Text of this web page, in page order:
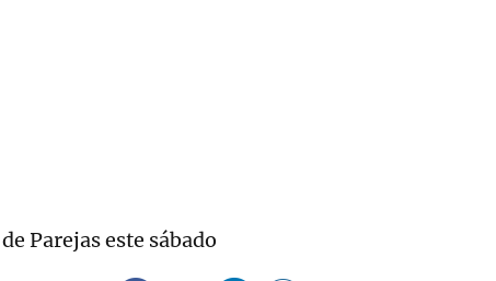
Parejas este sábado